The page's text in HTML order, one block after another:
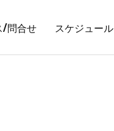
/問合せ スケジュール